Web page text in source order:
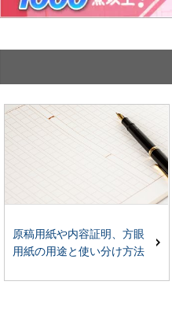
原稿用紙や内容証明、方眼
用紙の用途と使い分け方法